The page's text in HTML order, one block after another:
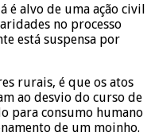
é alvo de uma ação civil
no processo
está suspensa por
rurais, é que os atos
ao desvio do curso de
para consumo humano
de um moinho.